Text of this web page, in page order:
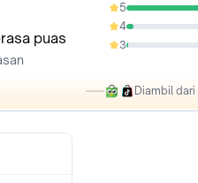
puas
5
94.23%
4
4.56%
3
1.07%
Diambil